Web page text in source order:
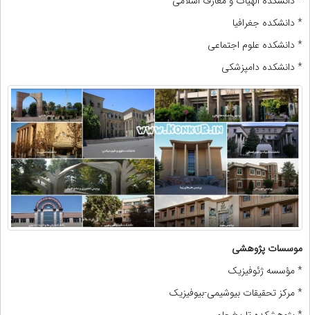
* دانشکده جغرافیا
* دانشکده علوم اجتماعی
* دانشکده دامپزشکی
موسسات پژوهشی
* مؤسسه ژئوفیزیک
* مرکز تحقیقات بیوشیمی-بیوفیزیک